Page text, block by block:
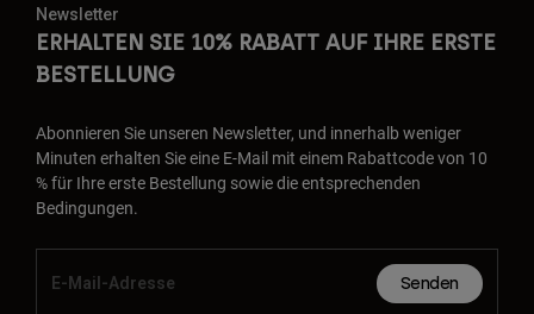
Newsletter
ERHALTEN SIE 10% RABATT AUF IHRE ERSTE
BESTELLUNG
Abonnieren Sie unseren Newsletter, und innerhalb weniger
Minuten erhalten Sie eine E-Mail mit einem Rabattcode von 10
% für Ihre erste Bestellung sowie die entsprechenden
Bedingungen.
Senden